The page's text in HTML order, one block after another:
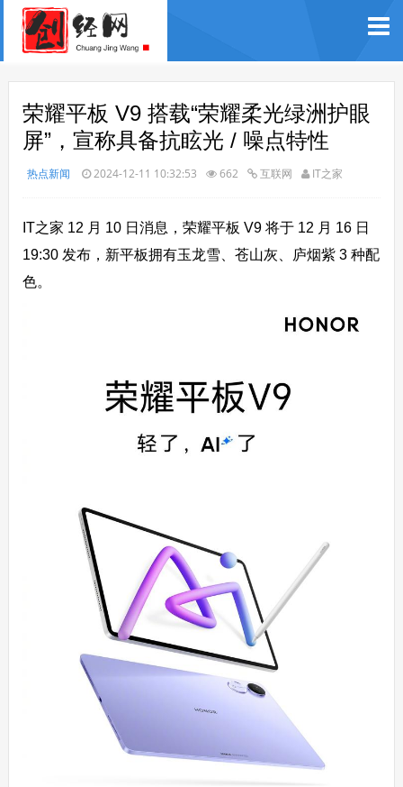
荣耀平板 V9 搭载“荣耀柔光绿洲护眼
屏”，宣称具备抗眩光 / 噪点特性
热点新闻 2024-12-11 10:32:53 662 互联网 IT之家
IT之家 12 月 10 日消息，荣耀平板 V9 将于 12 月 16 日
19:30 发布，新平板拥有玉龙雪、苍山灰、庐烟紫 3 种配
色。